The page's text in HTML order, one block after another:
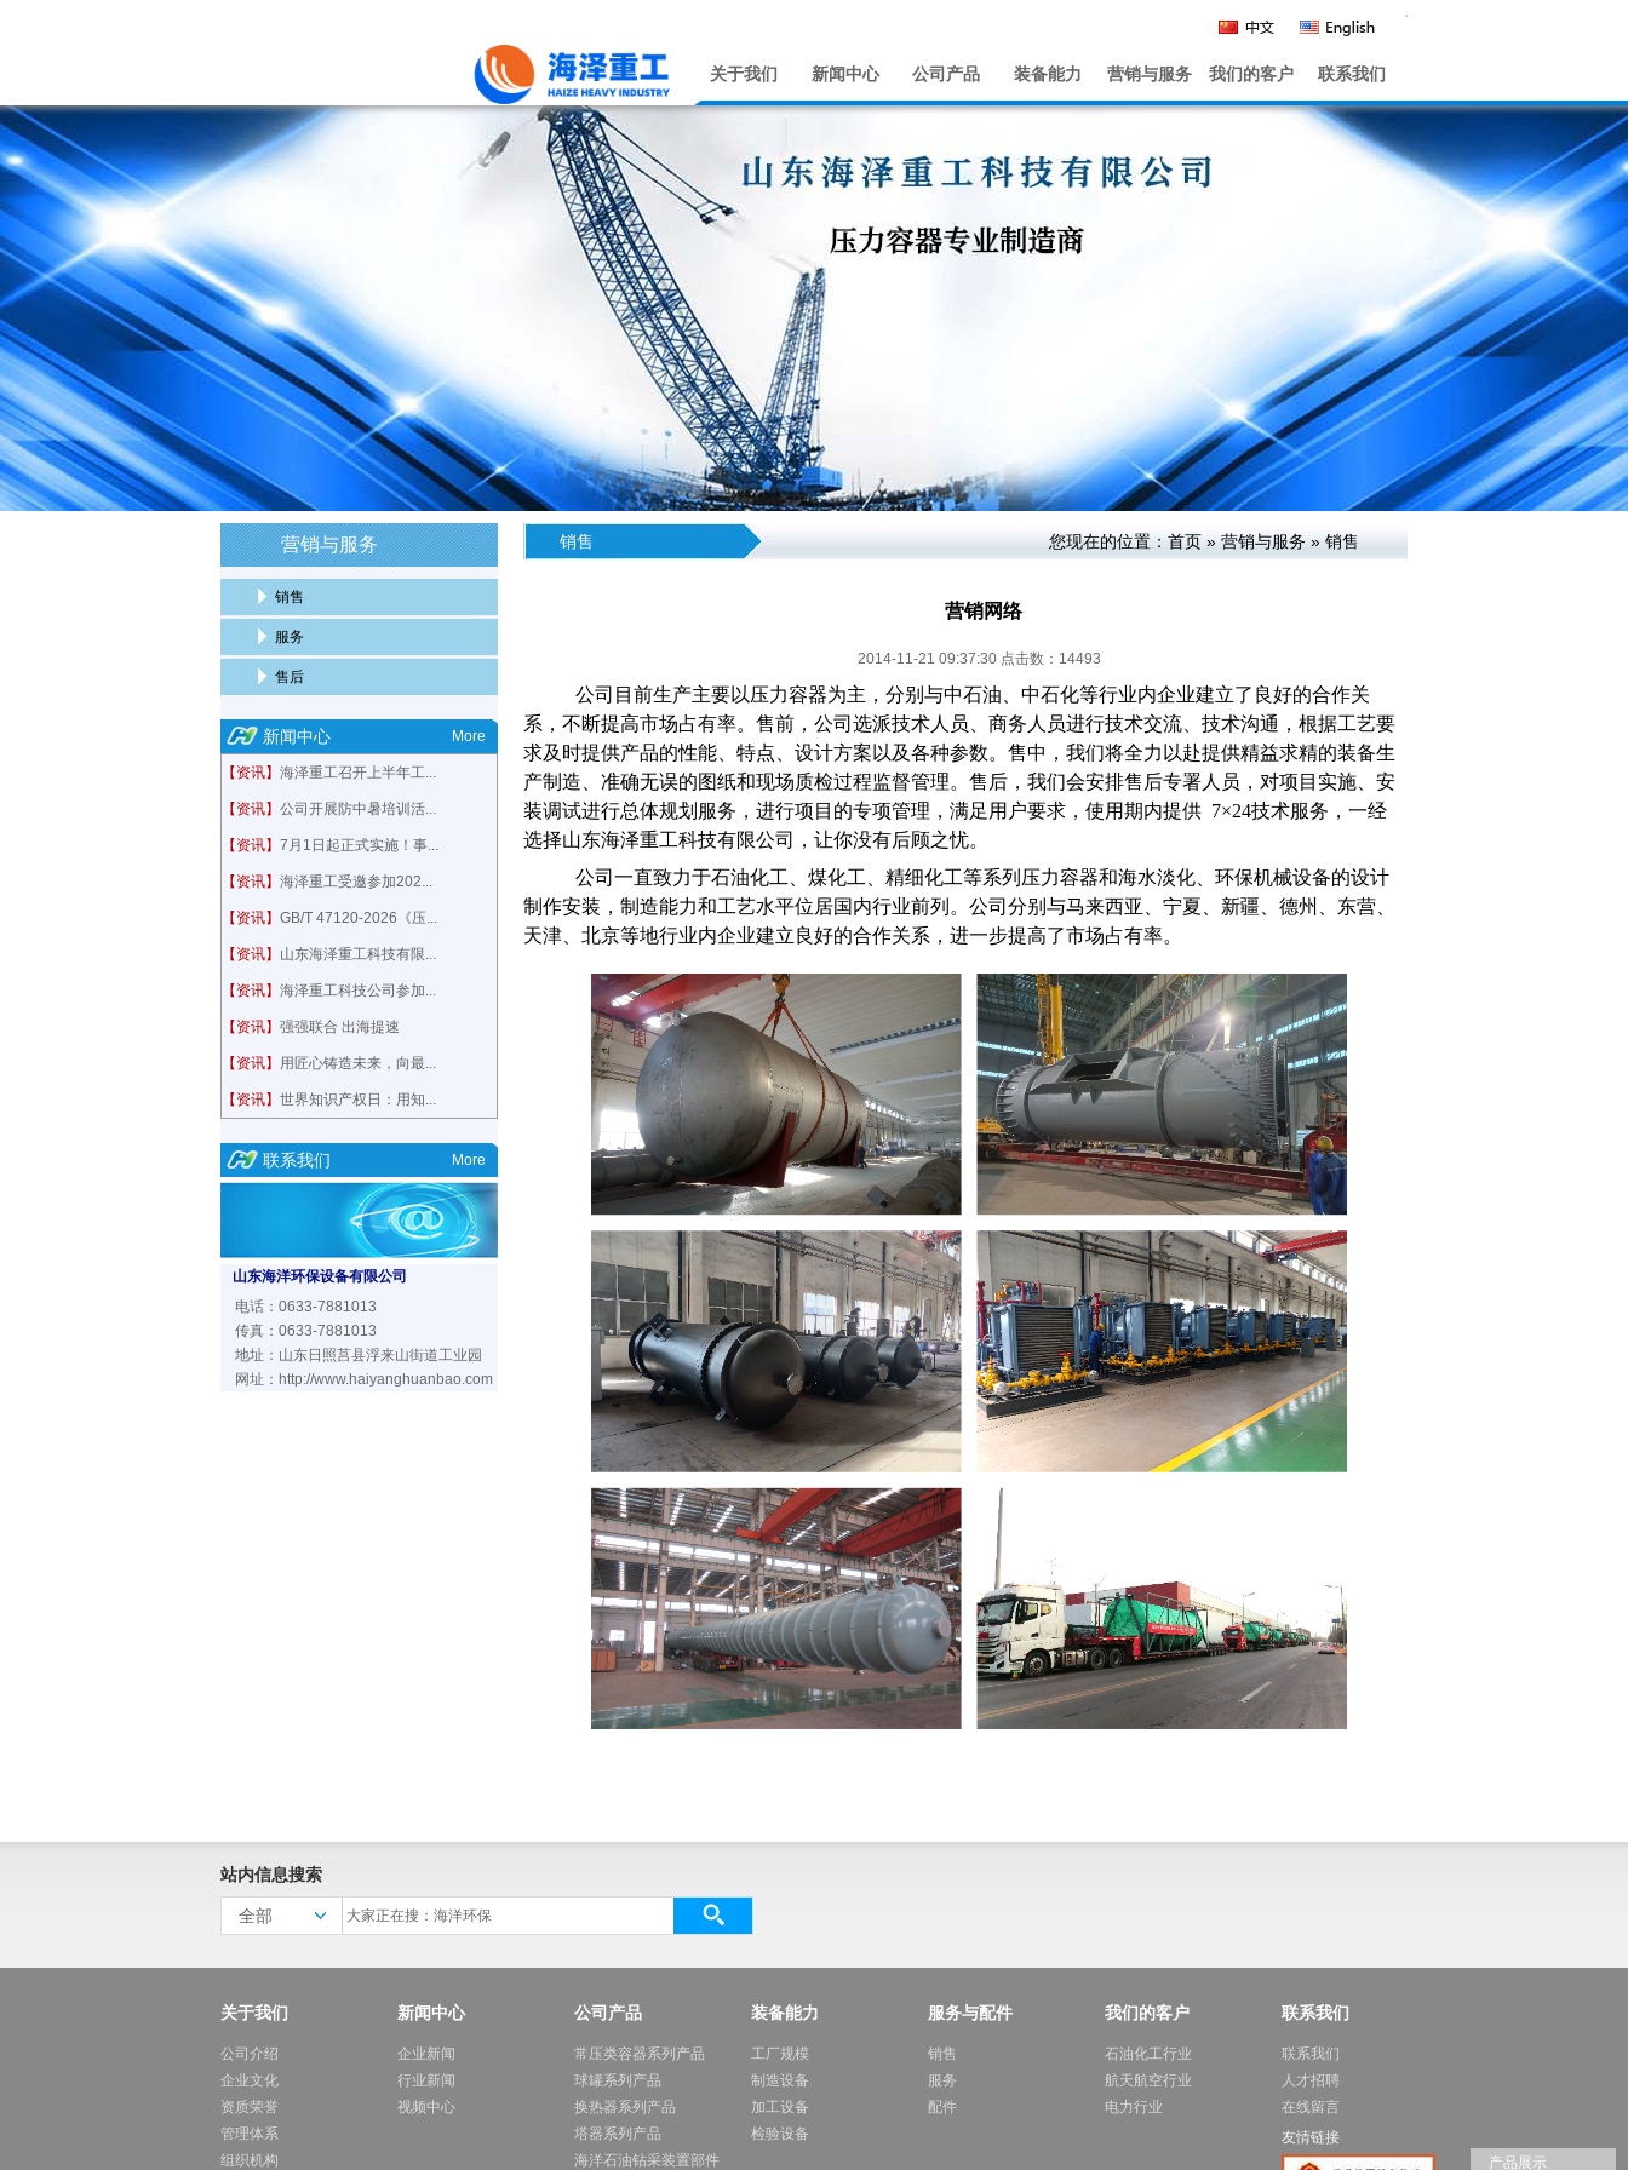
关于我们 新闻中心 公司产品 装备能力 营销与服务 我们的客户 联系我们
营销与服务
销售
服务
售后
新闻中心 More
【资讯】 海泽重工召开上半年工...
【资讯】 公司开展防中暑培训活...
【资讯】 7月1日起正式实施！事...
【资讯】 海泽重工受邀参加202...
【资讯】 GB/T 47120-2026《压...
【资讯】 山东海泽重工科技有限...
【资讯】 海泽重工科技公司参加...
【资讯】 强强联合 出海提速
【资讯】 用匠心铸造未来，向最...
【资讯】 世界知识产权日：用知...
联系我们 More
山东海洋环保设备有限公司
电话：0633-7881013
传真：0633-7881013
地址：山东日照莒县浮来山街道工业园
网址： http://www.haiyanghuanbao.com
销售 您现在的位置： 首页 » 营销与服务 » 销售
营销网络
2014-11-21 09:37:30 点击数： 14493
公司目前生产主要以压力容器为主，分别与中石油、中石化等行业内企业建立了良好的合作关
系，不断提高市场占有率。售前，公司选派技术人员、商务人员进行技术交流、技术沟通，根据工艺要
求及时提供产品的性能、特点、设计方案以及各种参数。售中，我们将全力以赴提供精益求精的装备生
产制造、准确无误的图纸和现场质检过程监督管理。售后，我们会安排售后专署人员，对项目实施、安
装调试进行总体规划服务，进行项目的专项管理，满足用户要求，使用期内提供 7×24技术服务，一经
选择山东海泽重工科技有限公司，让你没有后顾之忧。
公司一直致力于石油化工、煤化工、精细化工等系列压力容器和海水淡化、环保机械设备的设计
制作安装，制造能力和工艺水平位居国内行业前列。公司分别与马来西亚、宁夏、新疆、德州、东营、
天津、北京等地行业内企业建立良好的合作关系，进一步提高了市场占有率。
站内信息搜索
全部
关于我们
公司介绍
企业文化
资质荣誉
管理体系
组织机构
新闻中心
企业新闻
行业新闻
视频中心
公司产品
常压类容器系列产品
球罐系列产品
换热器系列产品
塔器系列产品
海洋石油钻采装置部件
装备能力
工厂规模
制造设备
加工设备
检验设备
服务与配件
销售
服务
配件
我们的客户
石油化工行业
航天航空行业
电力行业
联系我们
联系我们
人才招聘
在线留言
友情链接
产品展示